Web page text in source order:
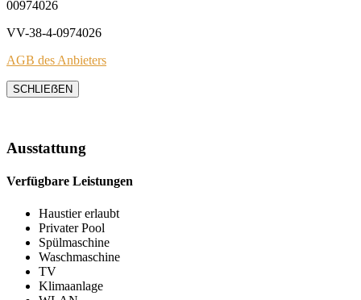
00974026
VV-38-4-0974026
AGB des Anbieters
SCHLIEẞEN
Ausstattung
Verfügbare Leistungen
Haustier erlaubt
Privater Pool
Spülmaschine
Waschmaschine
TV
Klimaanlage